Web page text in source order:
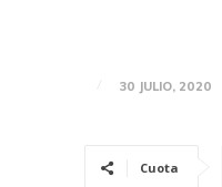
30 JULIO, 2020
Cuota